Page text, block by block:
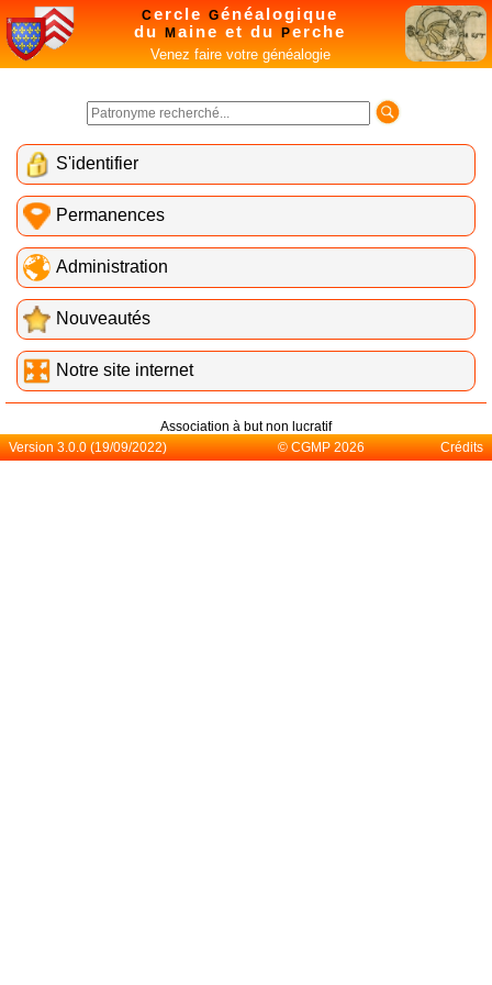
Cercle Généalogique
du
M aine et du Perche
Venez faire votre généalogie
S'identifier
Permanences
Administration
Nouveautés
Notre site internet
Association à but non lucratif
Version 3.0.0 (19/09/2022)
© CGMP 2026 Crédits